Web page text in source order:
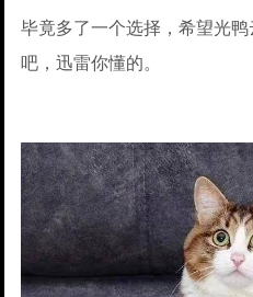
毕竟多了一个选择，希望光
吧，迅雷你懂的。